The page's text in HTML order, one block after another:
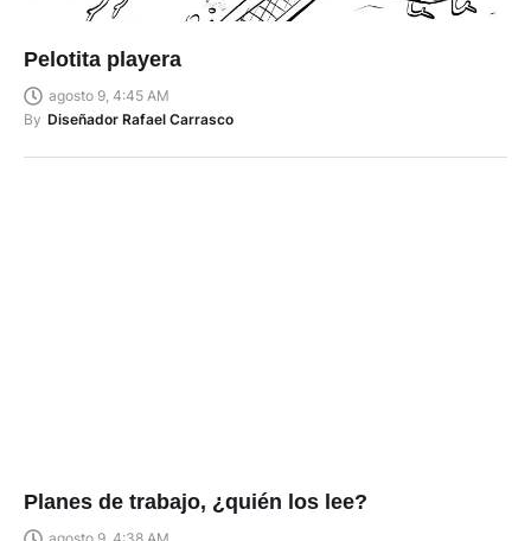
Pelotita playera
agosto 9, 4:45 AM
By Diseñador Rafael Carrasco
Planes de trabajo, ¿quién los lee?